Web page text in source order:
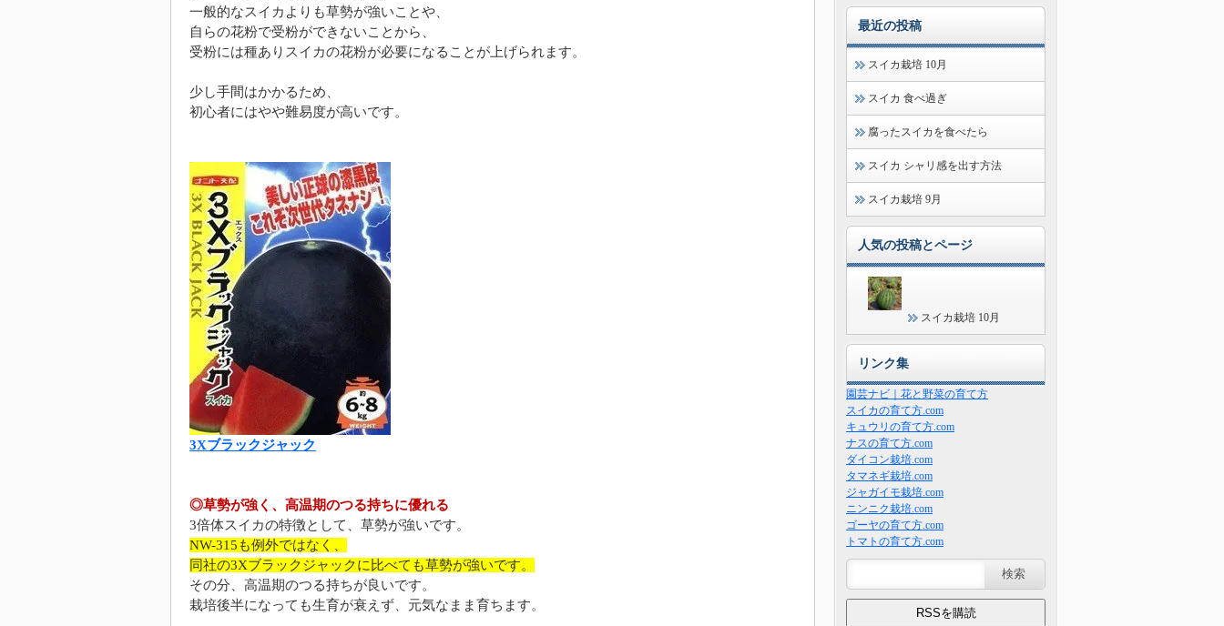
一般的なスイカよりも草勢が強いことや、
自らの花粉で受粉ができないことから、
受粉には種ありスイカの花粉が必要になることが上げられます。
少し手間はかかるため、
初心者にはやや難易度が高いです。
3Xブラックジャック
◎草勢が強く、高温期のつる持ちに優れる
3倍体スイカの特徴として、草勢が強いです。
NW-315も例外ではなく、
同社の3Xブラックジャックに比べても草勢が強いです。
その分、高温期のつる持ちが良いです。
栽培後半になっても生育が衰えず、元気なまま育ちます。
最近の投稿
スイカ栽培 10月
スイカ 食べ過ぎ
腐ったスイカを食べたら
スイカ シャリ感を出す方法
スイカ栽培 9月
人気の投稿とページ
スイカ栽培 10月
リンク集
園芸ナビ｜花と野菜の育て方
スイカの育て方.com
キュウリの育て方.com
ナスの育て方.com
ダイコン栽培.com
タマネギ栽培.com
ジャガイモ栽培.com
ニンニク栽培.com
ゴーヤの育て方.com
トマトの育て方.com